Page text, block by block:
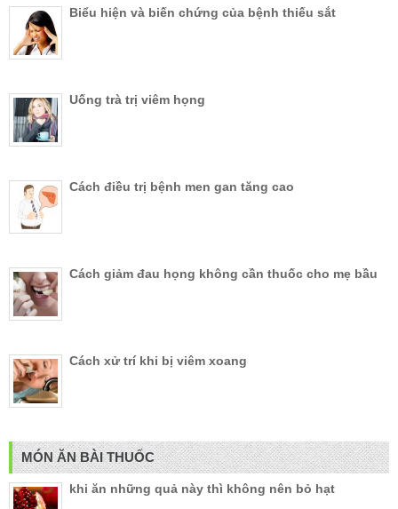
Biểu hiện và biến chứng của bệnh thiếu sắt
Uống trà trị viêm họng
Cách điều trị bệnh men gan tăng cao
Cách giảm đau họng không cần thuốc cho mẹ bầu
Cách xử trí khi bị viêm xoang
MÓN ĂN BÀI THUỐC
khi ăn những quả này thì không nên bỏ hạt